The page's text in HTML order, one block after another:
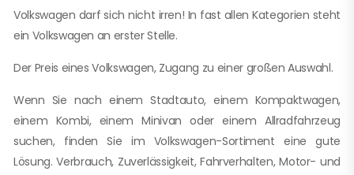
Volkswagen darf sich nicht irren! In fast allen Kategorien steht
ein Volkswagen an erster Stelle.
Der Preis eines Volkswagen, Zugang zu einer großen Auswahl.
Wenn Sie nach einem Stadtauto, einem Kompaktwagen,
einem Kombi, einem Minivan oder einem Allradfahrzeug
suchen, finden Sie im Volkswagen-Sortiment eine gute
Lösung. Verbrauch, Zuverlässigkeit, Fahrverhalten, Motor- und